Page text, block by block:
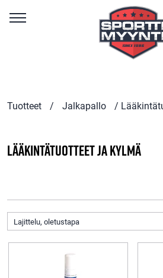
Tuotteet / Jalkapallo /
Lääkintätuotteet ja kylmä